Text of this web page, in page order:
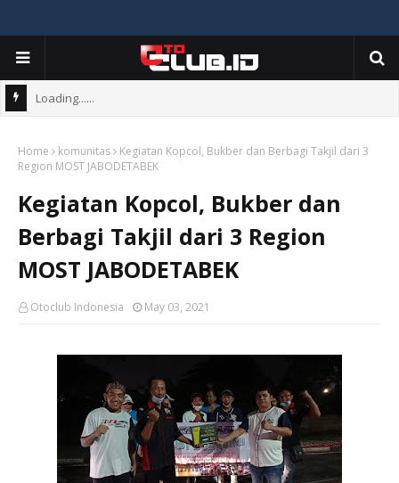
Loading......
Home komunitas
Kegiatan Kopcol, Bukber dan Berbagi Takjil dari 3
Region MOST JABODETABEK
Kegiatan Kopcol, Bukber dan
Berbagi Takjil dari 3 Region
MOST JABODETABEK
Otoclub Indonesia May 03, 2021